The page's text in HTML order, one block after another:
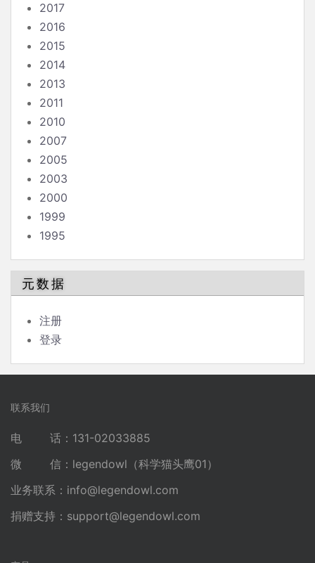
2017
2016
2015
2014
2013
2011
2010
2007
2005
2003
2000
1999
1995
元数据
注册
登录
联系我们
电 话：131-02033885
微 信：legendowl（科学猫头鹰01）
业务联系： info@legendowl.com
捐赠支持： support@legendowl.com